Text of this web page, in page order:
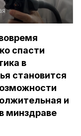
спасти
в
становится
и
минздраве